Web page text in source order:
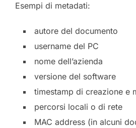
Esempi di metadati:
autore del documento
username del PC
nome dell’azienda
versione del software
timestamp di creazione e
percorsi locali o di rete
MAC address (in alcuni